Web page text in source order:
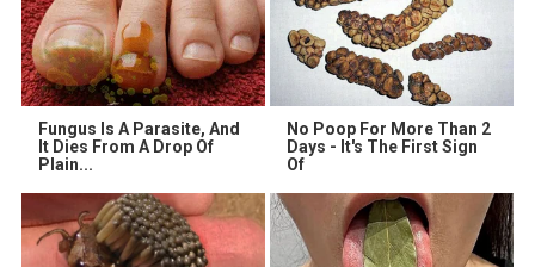
Fungus Is A Parasite, And
It Dies From A Drop Of
Plain...
No Poop For More Than 2
Days - It's The First Sign
Of